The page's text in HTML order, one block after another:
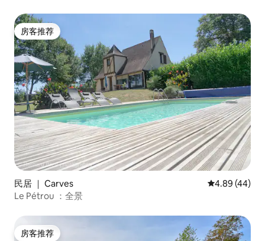
房客推荐
房客推荐
民居 ｜ Carves 平均评分
4.89 (44)
Le Pétrou ：全景
房客推荐
房客推荐